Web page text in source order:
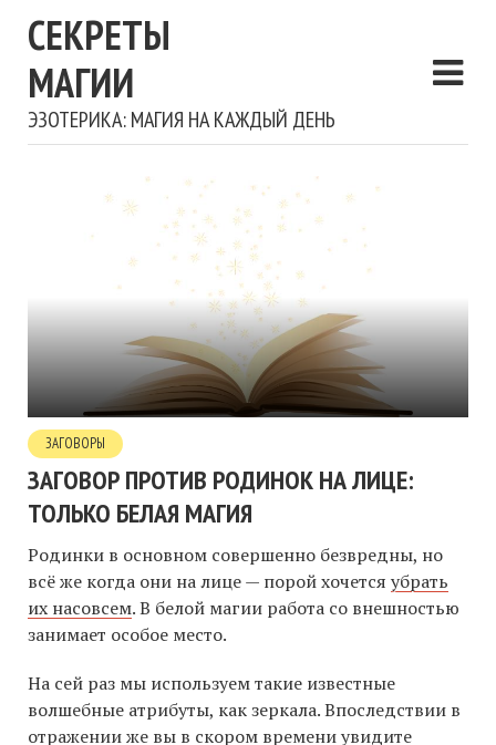
СЕКРЕТЫ
МАГИИ
ЭЗОТЕРИКА: МАГИЯ НА КАЖДЫЙ ДЕНЬ
ЗАГОВОРЫ
ЗАГОВОР ПРОТИВ РОДИНОК НА ЛИЦЕ:
ТОЛЬКО БЕЛАЯ МАГИЯ
Родинки в основном совершенно безвредны, но
всё же когда они на лице — порой хочется убрать
их насовсем. В белой магии работа со внешностью
занимает особое место.
На сей раз мы используем такие известные
волшебные атрибуты, как зеркала. Впоследствии в
отражении же вы в скором времени увидите